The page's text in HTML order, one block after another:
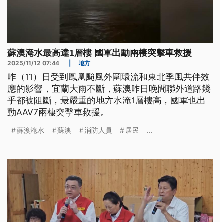
蘇澳淹水最高達1層樓 國軍出動兩棲突擊車救援
2025/11/12 07:44 地方
昨（11）日受到鳳凰颱風外圍環流和東北季風共伴效
應的影響，宜蘭大雨不斷，蘇澳昨日晚間聯外道路幾
乎都被阻斷，最嚴重的地方水淹1層樓高，國軍也出
動AAV7兩棲突擊車救援。
蘇澳淹水 蘇澳 消防人員 居民 ...